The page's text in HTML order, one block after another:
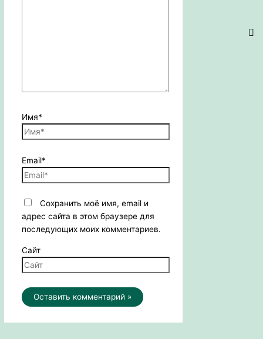
Имя*
Email*
Сохранить моё имя, email и
адрес сайта в этом браузере для
последующих моих комментариев.
Сайт